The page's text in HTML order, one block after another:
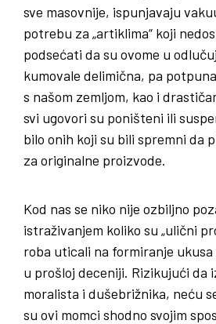
sve masovnije, ispunjavaju
potrebu za „artiklima“ koji
podsećati da su ovome u
kumovale delimična, pa
s našom zemljom, kao i
svi ugovori su poništeni ili
bilo onih koji su bili spremni da
za originalne proizvode.
Kod nas se niko nije ozbiljno
istraživanjem koliko su „ulični
roba uticali na formiranje
u prošloj deceniji. Rizikujući da
moralista i dušebrižnika, neću
su ovi momci shodno svojim